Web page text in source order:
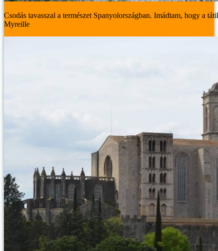
Csodás tavasszal a természet Spanyolországban. Imádtam, hogy a
Myreille